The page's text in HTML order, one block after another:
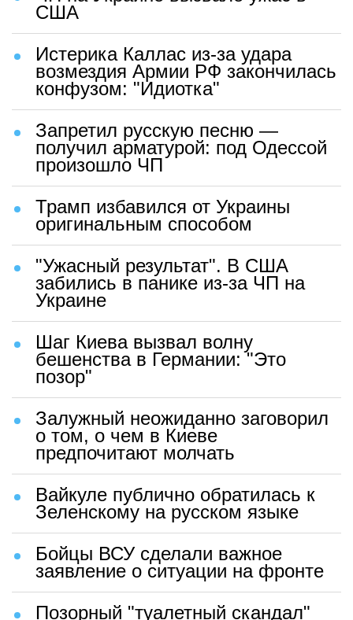
США
Истерика Каллас из-за удара
возмездия Армии РФ закончилась
конфузом: "Идиотка"
Запретил русскую песню —
получил арматурой: под Одессой
произошло ЧП
Трамп избавился от Украины
оригинальным способом
"Ужасный результат". В США
забились в панике из-за ЧП на
Украине
Шаг Киева вызвал волну
бешенства в Германии: "Это
позор"
Залужный неожиданно заговорил
о том, о чем в Киеве
предпочитают молчать
Вайкуле публично обратилась к
Зеленскому на русском языке
Бойцы ВСУ сделали важное
заявление о ситуации на фронте
Позорный "туалетный скандал"